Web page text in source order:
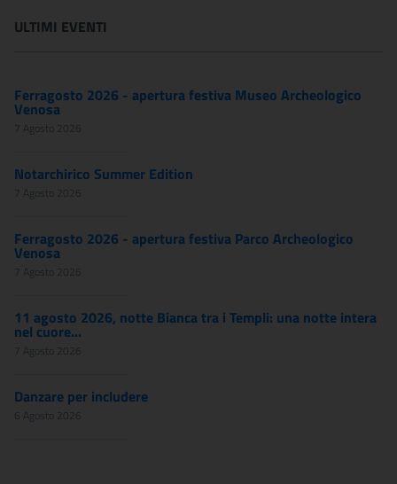
ULTIMI EVENTI
Ferragosto 2026 - apertura festiva Museo Archeologico
Venosa
7 Agosto 2026
Notarchirico Summer Edition
7 Agosto 2026
Ferragosto 2026 - apertura festiva Parco Archeologico
Venosa
7 Agosto 2026
11 agosto 2026, notte Bianca tra i Templi: una notte intera
nel cuore...
7 Agosto 2026
Danzare per includere
6 Agosto 2026